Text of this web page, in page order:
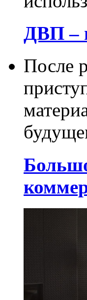
ДВП –
После